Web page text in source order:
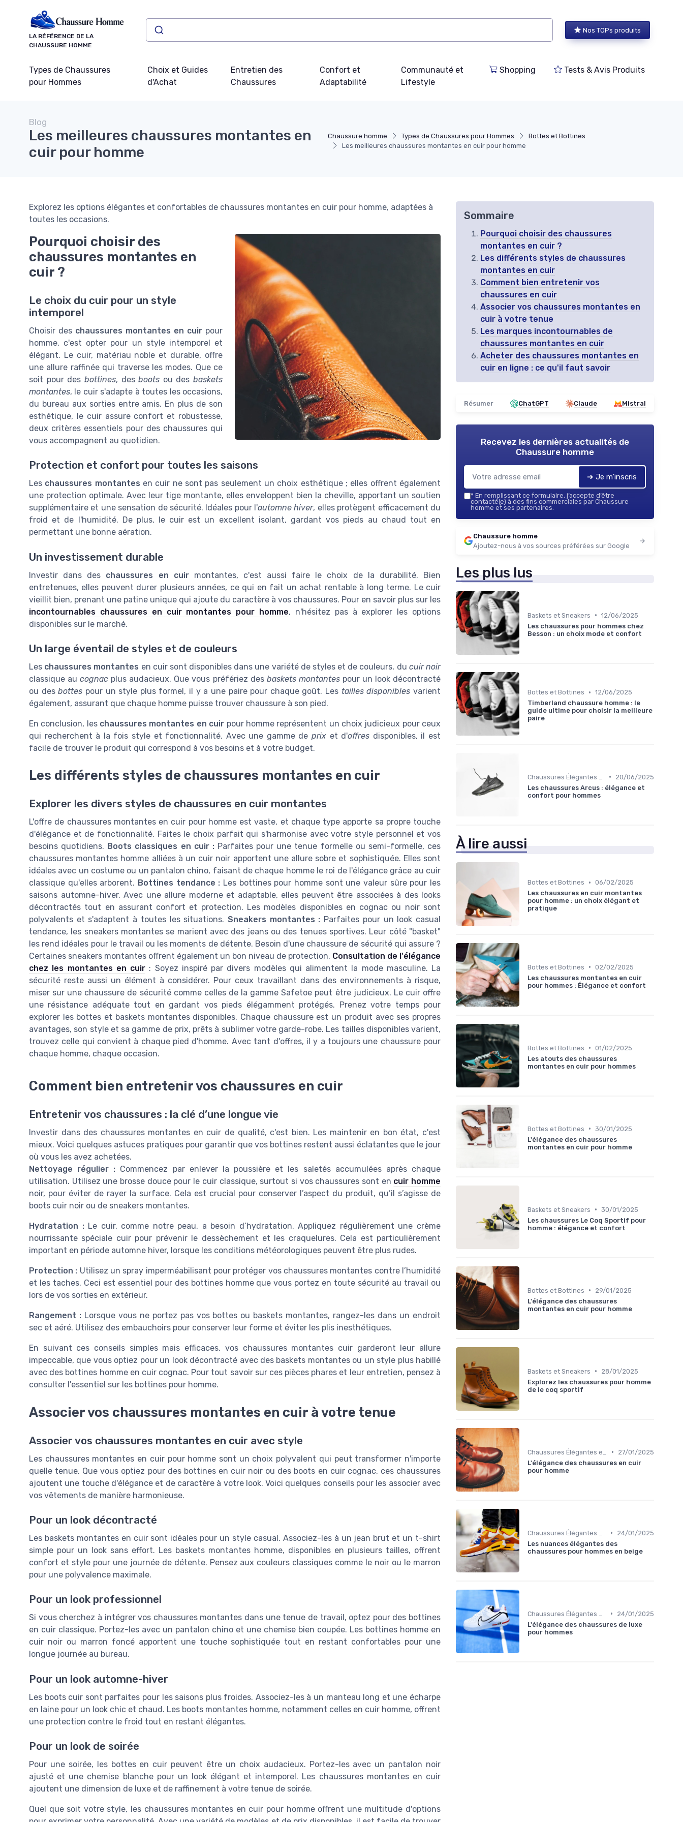
LA RÉFÉRENCE DE LA
CHAUSSURE HOMME
Nos TOPs produits
Types de Chaussures
pour Hommes
Choix et Guides
d'Achat
Entretien des
Chaussures
Confort et
Adaptabilité
Communauté et
Lifestyle
Shopping Tests & Avis Produits
Chaussure homme Types de Chaussures pour Hommes
Bottes et Bottines
Les meilleures chaussures montantes en cuir pour homme
Blog
Les meilleures chaussures montantes en
cuir pour homme
Explorez les options élégantes et confortables de chaussures montantes en cuir pour homme, adaptées à
toutes les occasions.
Pourquoi choisir des
chaussures montantes en
cuir ?
Le choix du cuir pour un style
intemporel
Choisir des chaussures montantes en cuir pour
homme, c'est opter pour un style intemporel et
élégant. Le cuir, matériau noble et durable, offre
une allure raffinée qui traverse les modes. Que ce
soit pour des bottines, desboots ou des baskets
montantes, le cuir s'adapte à toutes les occasions,
du bureau aux sorties entre amis. En plus de son
esthétique, le cuir assure confort et robustesse,
deux critères essentiels pour des chaussures qui
vous accompagnent au quotidien.
Protection et confort pour toutes les saisons
Les chaussures montantes en cuir ne sont pas seulement un choix esthétique ; elles offrent également
une protection optimale. Avec leur tige montante, elles enveloppent bien la cheville, apportant un soutien
supplémentaire et une sensation de sécurité. Idéales pour l'automne hiver, elles protègent efficacement du
froid et de l'humidité. De plus, le cuir est un excellent isolant, gardant vos pieds au chaud tout en
permettant une bonne aération.
Un investissement durable
Investir dans des chaussures en cuirmontantes, c'est aussi faire le choix de la durabilité. Bien
entretenues, elles peuvent durer plusieurs années, ce qui en fait un achat rentable à long terme. Le cuir
vieillit bien, prenant une patine unique qui ajoute du caractère à vos chaussures. Pour en savoir plus sur les
incontournables chaussures en cuir montantes pour homme, n'hésitez pas à explorer les options
disponibles sur le marché.
Un large éventail de styles et de couleurs
Les chaussures montantes en cuir sont disponibles dans une variété de styles et de couleurs, du cuir noir
classique aucognac plus audacieux. Que vous préfériez des baskets montantespour un look décontracté
ou desbottes pour un style plus formel, il y a une paire pour chaque goût. Les tailles disponibles varient
également, assurant que chaque homme puisse trouver chaussure à son pied.
En conclusion, les chaussures montantes en cuir pour homme représentent un choix judicieux pour ceux
qui recherchent à la fois style et fonctionnalité. Avec une gamme deprix et d'offres disponibles, il est
facile de trouver le produit qui correspond à vos besoins et à votre budget.
Les différents styles de chaussures montantes en cuir
Explorer les divers styles de chaussures en cuir montantes
L'offre de chaussures montantes en cuir pour homme est vaste, et chaque type apporte sa propre touche
d'élégance et de fonctionnalité. Faites le choix parfait qui s'harmonise avec votre style personnel et vos
besoins quotidiens. Boots classiques en cuir : Parfaites pour une tenue formelle ou semi-formelle, ces
chaussures montantes homme alliées à un cuir noir apportent une allure sobre et sophistiquée. Elles sont
idéales avec un costume ou un pantalon chino, faisant de chaque homme le roi de l'élégance grâce au cuir
classique qu'elles arborent. Bottines tendance : Les bottines pour homme sont une valeur sûre pour les
saisons automne-hiver. Avec une allure moderne et adaptable, elles peuvent être associées à des looks
décontractés tout en assurant confort et protection. Les modèles disponibles en cognac ou noir sont
polyvalents et s'adaptent à toutes les situations. Sneakers montantes : Parfaites pour un look casual
tendance, les sneakers montantes se marient avec des jeans ou des tenues sportives. Leur côté "basket"
les rend idéales pour le travail ou les moments de détente. Besoin d'une chaussure de sécurité qui assure ?
Certaines sneakers montantes offrent également un bon niveau de protection. Consultation de l'élégance
chez les montantes en cuir : Soyez inspiré par divers modèles qui alimentent la mode masculine. La
sécurité reste aussi un élément à considérer. Pour ceux travaillant dans des environnements à risque,
miser sur une chaussure de sécurité comme celles de la gamme Safetoe peut être judicieux. Le cuir offre
une résistance adéquate tout en gardant vos pieds élégamment protégés. Prenez votre temps pour
explorer les bottes et baskets montantes disponibles. Chaque chaussure est un produit avec ses propres
avantages, son style et sa gamme de prix, prêts à sublimer votre garde-robe. Les tailles disponibles varient,
trouvez celle qui convient à chaque pied d'homme. Avec tant d'offres, il y a toujours une chaussure pour
chaque homme, chaque occasion.
Comment bien entretenir vos chaussures en cuir
Entretenir vos chaussures : la clé d’une longue vie
Investir dans des chaussures montantes en cuir de qualité, c'est bien. Les maintenir en bon état, c'est
mieux. Voici quelques astuces pratiques pour garantir que vos bottines restent aussi éclatantes que le jour
où vous les avez achetées.
Nettoyage régulier : Commencez par enlever la poussière et les saletés accumulées après chaque
utilisation. Utilisez une brosse douce pour le cuir classique, surtout si vos chaussures sont en cuir homme
noir, pour éviter de rayer la surface. Cela est crucial pour conserver l’aspect du produit, qu’il s’agisse de
boots cuir noir ou de sneakers montantes.
Hydratation :Le cuir, comme notre peau, a besoin d’hydratation. Appliquez régulièrement une crème
nourrissante spéciale cuir pour prévenir le dessèchement et les craquelures. Cela est particulièrement
important en période automne hiver, lorsque les conditions météorologiques peuvent être plus rudes.
Protection : Utilisez un spray imperméabilisant pour protéger vos chaussures montantes contre l’humidité
et les taches. Ceci est essentiel pour des bottines homme que vous portez en toute sécurité au travail ou
lors de vos sorties en extérieur.
Rangement :Lorsque vous ne portez pas vos bottes ou baskets montantes, rangez-les dans un endroit
sec et aéré. Utilisez des embauchoirs pour conserver leur forme et éviter les plis inesthétiques.
En suivant ces conseils simples mais efficaces, vos chaussures montantes cuir garderont leur allure
impeccable, que vous optiez pour un look décontracté avec des baskets montantes ou un style plus habillé
avec des bottines homme en cuir cognac. Pour tout savoir sur ces pièces phares et leur entretien, pensez à
consulter l'essentiel sur les bottines pour homme.
Associer vos chaussures montantes en cuir à votre tenue
Associer vos chaussures montantes en cuir avec style
Les chaussures montantes en cuir pour homme sont un choix polyvalent qui peut transformer n'importe
quelle tenue. Que vous optiez pour des bottines en cuir noir ou des boots en cuir cognac, ces chaussures
ajoutent une touche d'élégance et de caractère à votre look. Voici quelques conseils pour les associer avec
vos vêtements de manière harmonieuse.
Pour un look décontracté
Les baskets montantes en cuir sont idéales pour un style casual. Associez-les à un jean brut et un t-shirt
simple pour un look sans effort. Les baskets montantes homme, disponibles en plusieurs tailles, offrent
confort et style pour une journée de détente. Pensez aux couleurs classiques comme le noir ou le marron
pour une polyvalence maximale.
Pour un look professionnel
Si vous cherchez à intégrer vos chaussures montantes dans une tenue de travail, optez pour des bottines
en cuir classique. Portez-les avec un pantalon chino et une chemise bien coupée. Les bottines homme en
cuir noir ou marron foncé apportent une touche sophistiquée tout en restant confortables pour une
longue journée au bureau.
Pour un look automne-hiver
Les boots cuir sont parfaites pour les saisons plus froides. Associez-les à un manteau long et une écharpe
en laine pour un look chic et chaud. Les boots montantes homme, notamment celles en cuir homme, offrent
une protection contre le froid tout en restant élégantes.
Pour un look de soirée
Pour une soirée, les bottes en cuir peuvent être un choix audacieux. Portez-les avec un pantalon noir
ajusté et une chemise blanche pour un look élégant et intemporel. Les chaussures montantes en cuir
ajoutent une dimension de luxe et de raffinement à votre tenue de soirée.
Quel que soit votre style, les chaussures montantes en cuir pour homme offrent une multitude d'options
Sommaire
Pourquoi choisir des chaussures
montantes en cuir ?
Les différents styles de chaussures
montantes en cuir
Comment bien entretenir vos
chaussures en cuir
Associer vos chaussures montantes en
cuir à votre tenue
Les marques incontournables de
chaussures montantes en cuir
Acheter des chaussures montantes en
cuir en ligne : ce qu'il faut savoir
Résumer ChatGPT Claude Mistral
Recevez les dernières actualités de
Chaussure homme
➔ Je m'inscris
* En remplissant ce formulaire, j’accepte d’être
contacté(e) à des fins commerciales par Chaussure
homme et ses partenaires.
Chaussure homme
Ajoutez-nous à vos sources préférées sur Google
Les plus lus
Baskets et Sneakers • 12/06/2025
Les chaussures pour hommes chez
Besson : un choix mode et confort
Bottes et Bottines • 12/06/2025
Timberland chaussure homme : le
guide ultime pour choisir la meilleure
paire
•
20/06/2025
Les chaussures Arcus : élégance et
confort pour hommes
À lire aussi
Bottes et Bottines • 06/02/2025
Les chaussures en cuir montantes
pour homme : un choix élégant et
pratique
Bottes et Bottines • 02/02/2025
Les chaussures montantes en cuir
pour hommes : Élégance et confort
Bottes et Bottines • 01/02/2025
Les atouts des chaussures
montantes en cuir pour hommes
Bottes et Bottines • 30/01/2025
L'élégance des chaussures
montantes en cuir pour homme
Baskets et Sneakers • 30/01/2025
Les chaussures Le Coq Sportif pour
homme : élégance et confort
Bottes et Bottines •
29/01/2025
L'élégance des chaussures
montantes en cuir pour homme
Baskets et Sneakers •
28/01/2025
Explorez les chaussures pour homme
de le coq sportif
•
27/01/2025
L'élégance des chaussures en cuir
pour homme
•
24/01/2025
Les nuances élégantes des
chaussures pour hommes en beige
•
24/01/2025
L'élégance des chaussures de luxe
pour hommes